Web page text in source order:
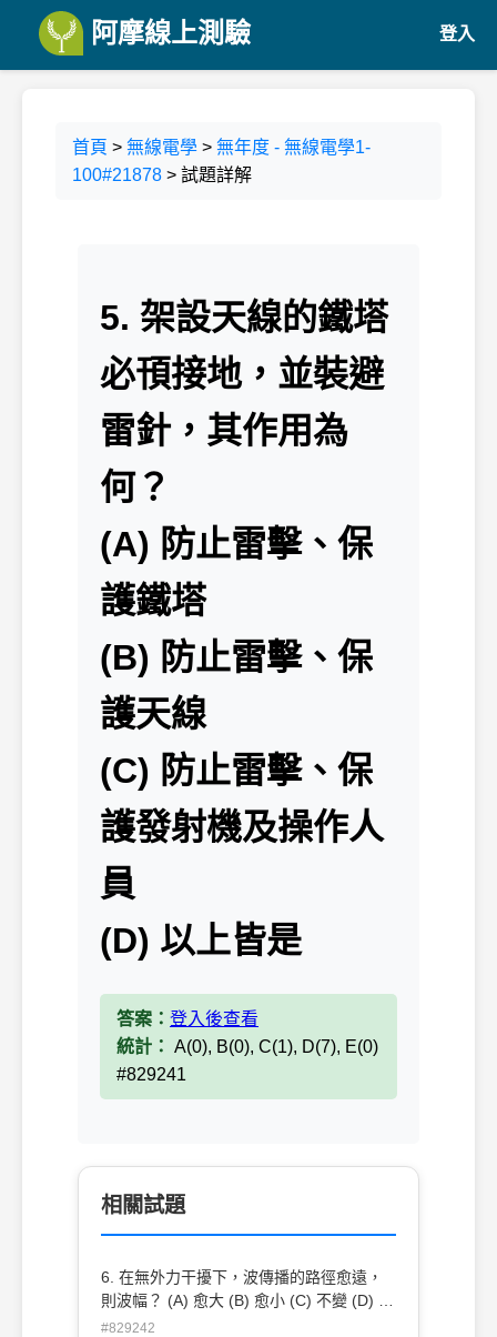
阿摩線上測驗 登入
首頁 > 無線電學 > 無年度 - 無線電學1-
100#21878 > 試題詳解
5. 架設天線的鐵塔
必頇接地，並裝避
雷針，其作用為
何？
(A) 防止雷擊、保
護鐵塔
(B) 防止雷擊、保
護天線
(C) 防止雷擊、保
護發射機及操作人
員
(D) 以上皆是
答案： 登入後查看
統計： A(0), B(0), C(1), D(7), E(0)
#829241
相關試題
6. 在無外力干擾下，波傳播的路徑愈遠，
則波幅？ (A) 愈大 (B) 愈小 (C) 不變 (D) 以
上皆非
#829242